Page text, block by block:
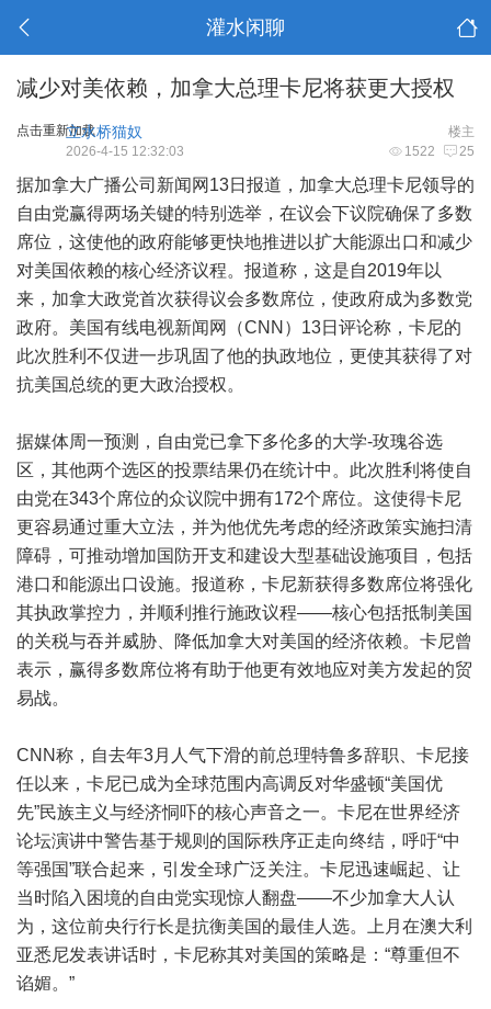
灌水闲聊
减少对美依赖，加拿大总理卡尼将获更大授权
点击重新加载 楼主
立水桥猫奴
1522 25
2026-4-15 12:32:03
据加拿大广播公司新闻网13日报道，加拿大总理卡尼领导的
自由党赢得两场关键的特别选举，在议会下议院确保了多数
席位，这使他的政府能够更快地推进以扩大能源出口和减少
对美国依赖的核心经济议程。报道称，这是自2019年以
来，加拿大政党首次获得议会多数席位，使政府成为多数党
政府。美国有线电视新闻网（CNN）13日评论称，卡尼的
此次胜利不仅进一步巩固了他的执政地位，更使其获得了对
抗美国总统的更大政治授权。
据媒体周一预测，自由党已拿下多伦多的大学-玫瑰谷选
区，其他两个选区的投票结果仍在统计中。此次胜利将使自
由党在343个席位的众议院中拥有172个席位。这使得卡尼
更容易通过重大立法，并为他优先考虑的经济政策实施扫清
障碍，可推动增加国防开支和建设大型基础设施项目，包括
港口和能源出口设施。报道称，卡尼新获得多数席位将强化
其执政掌控力，并顺利推行施政议程——核心包括抵制美国
的关税与吞并威胁、降低加拿大对美国的经济依赖。卡尼曾
表示，赢得多数席位将有助于他更有效地应对美方发起的贸
易战。
CNN称，自去年3月人气下滑的前总理特鲁多辞职、卡尼接
任以来，卡尼已成为全球范围内高调反对华盛顿“美国优
先”民族主义与经济恫吓的核心声音之一。卡尼在世界经济
论坛演讲中警告基于规则的国际秩序正走向终结，呼吁“中
等强国”联合起来，引发全球广泛关注。卡尼迅速崛起、让
当时陷入困境的自由党实现惊人翻盘——不少加拿大人认
为，这位前央行行长是抗衡美国的最佳人选。上月在澳大利
亚悉尼发表讲话时，卡尼称其对美国的策略是：“尊重但不
谄媚。”